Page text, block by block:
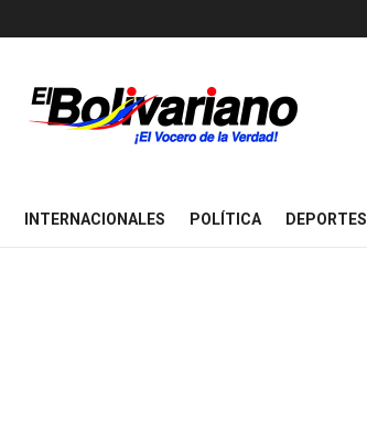
INTERNACIONALES POLÍTICA DEPORTES